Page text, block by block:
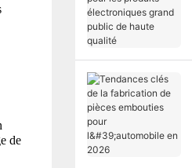
de